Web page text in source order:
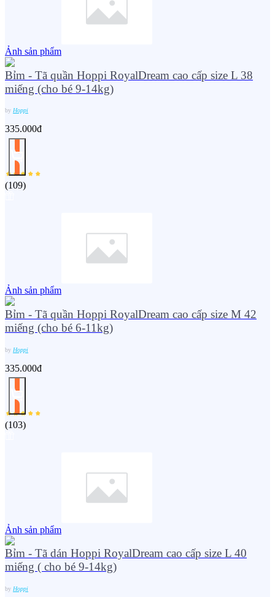
Ảnh sản phẩm
Bỉm - Tã quần Hoppi RoyalDream cao cấp size L 38
miếng (cho bé 9-14kg)
by Hoppi
335.000đ
(109)
Ảnh sản phẩm
Bỉm - Tã quần Hoppi RoyalDream cao cấp size M 42
miếng (cho bé 6-11kg)
by Hoppi
335.000đ
(103)
Ảnh sản phẩm
Bỉm - Tã dán Hoppi RoyalDream cao cấp size L 40
miếng ( cho bé 9-14kg)
by Hoppi